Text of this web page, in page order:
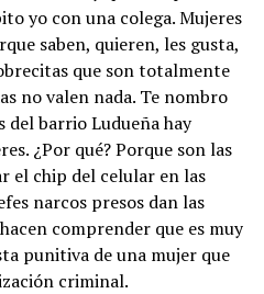
yo con una colega. Mujeres
saben, quieren, les gusta,
que son totalmente
no valen nada. Te nombro
del barrio Ludueña hay
¿Por qué? Porque son las
el chip del celular en las
narcos presos dan las
comprender que es muy
punitiva de una mujer que
criminal.